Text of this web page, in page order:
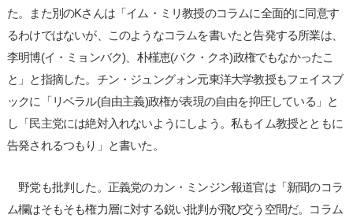
た。また別のKさんは「イム・ミリ教授のコラムに全面的に同意す
るわけではないが、このようなコラムを書いたと告発する所業は、
李明博(イ・ミョンバク)、朴槿恵(パク・クネ)政権でもなかったこ
と」と指摘した。チン・ジュングォン元東洋大学教授もフェイスブ
ックに「リベラル(自由主義)政権が表現の自由を抑圧している」と
し「民主党には絶対入れないようにしよう。私もイム教授とともに
告発されるつもり」と書いた。
野党も批判した。正義党のカン・ミンジン報道官は「新聞のコラ
ム欄はそもそも権力層に対する鋭い批判が飛び交う空間だ。コラム